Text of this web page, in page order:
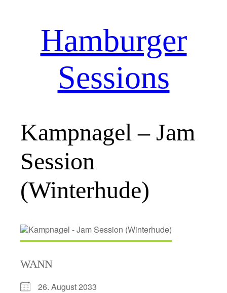
Hamburger
Sessions
Kampnagel – Jam
Session
(Winterhude)
WANN
26. August 2033